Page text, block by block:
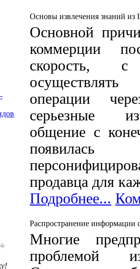
Основы извлечения знаний из
Основной
коммерции
скорость,
операции
серьезные
общение с
продавца для
Подробнее...
Распространение информации
Многие
проблемой